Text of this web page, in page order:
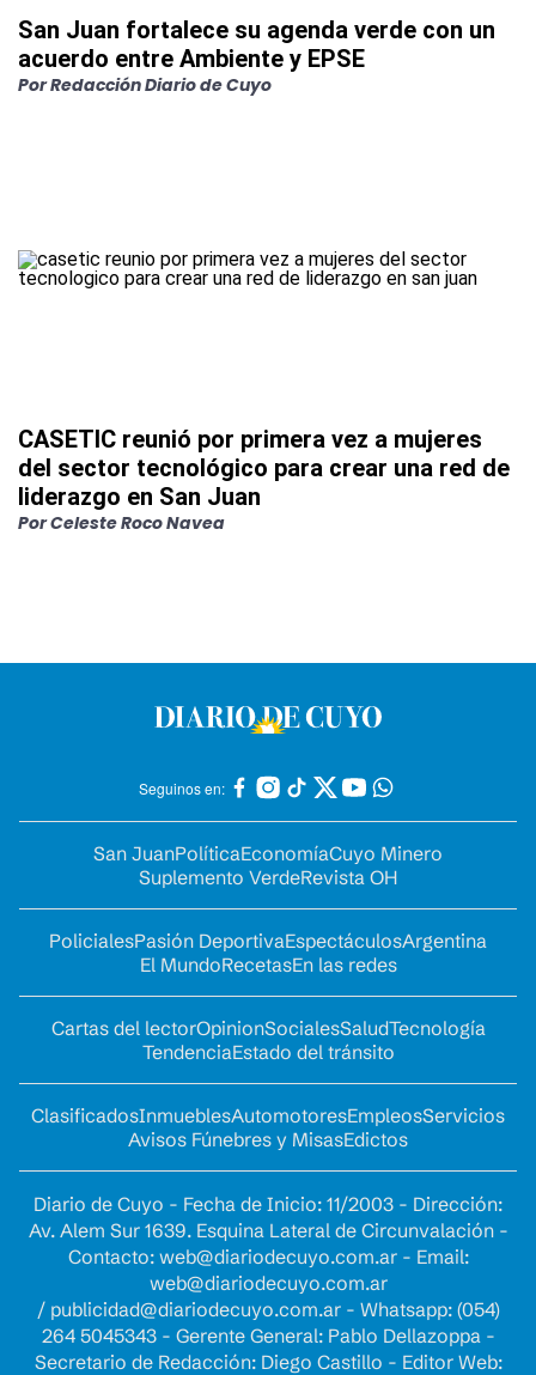
San Juan fortalece su agenda verde con un
acuerdo entre Ambiente y EPSE
PorRedacción Diario de Cuyo
CASETIC reunió por primera vez a mujeres
del sector tecnológico para crear una red de
liderazgo en San Juan
PorCeleste Roco Navea
Seguinos en:
San JuanPolíticaEconomíaCuyo Minero
Suplemento VerdeRevista OH
PolicialesPasión DeportivaEspectáculosArgentina
El MundoRecetasEn las redes
Cartas del lectorOpinionSocialesSaludTecnología
TendenciaEstado del tránsito
ClasificadosInmueblesAutomotoresEmpleosServicios
Avisos Fúnebres y MisasEdictos
Diario de Cuyo - Fecha de Inicio: 11/2003 - Dirección:
Av. Alem Sur 1639. Esquina Lateral de Circunvalación -
Contacto: web@diariodecuyo.com.ar- Email:
web@diariodecuyo.com.ar
/ publicidad@diariodecuyo.com.ar- Whatsapp: (054)
264 5045343 - Gerente General: Pablo Dellazoppa -
Secretario de Redacción: Diego Castillo - Editor Web: